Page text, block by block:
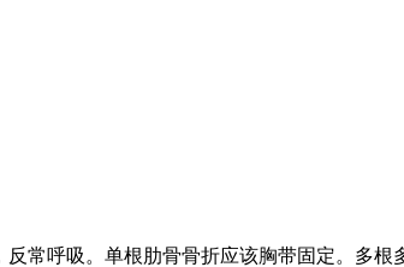
常呼吸。单根肋骨骨折应该胸带固定。多